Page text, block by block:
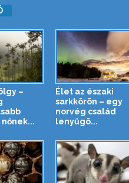
–
Élet az északi
sarkkörön – egy
norvég család
lenyűgö...